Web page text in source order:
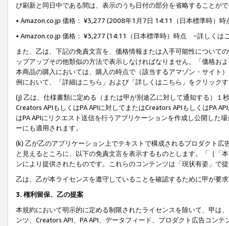
び刷新と同日中である間は、表示のうち日付の部分を省略することが
• Amazon.co.jp 価格： ¥3,277 (2008年1月7日 14:11（日本標準時）
• Amazon.co.jp 価格： ¥3,277 (14:11（日本標準時）時点 −詳しくは
また、乙は、下記の免責文言を、価格情報または入手可能性について
ップアップその他類似の方法で表示しなければなりません。「価格
本商品の購入においては、購入の時点で（該当するアマゾン・サイト
例において、「詳細はこちら」および「詳しくはこちら」をクリック
(j) 乙は、仕様書類に定める（または甲が別途乙に対して通知する）
Creators APIもしくはPA APIに対してまたはCreators APIもしくはPA
はPA APIにリクエスト送信を行うアプリケーションを作成し公開した
ーにも適用されます。
(k) 乙が乙のアプリケーション上でテキストで構成されるプロダクト
と見えるところに、以下の免責文言を表示するものとします。「［「
ンにより提供されたものです。これらのコンテンツは「現状有姿」で
乙は、乙が本ライセンスを遵守していることを確認するために甲が要
3. 権利留保、乙の提案
本規約において明示的に定める制限されたライセンスを除いて、甲は
ンツ、Creators API、PA API、データフィード、プロダクト広告コン